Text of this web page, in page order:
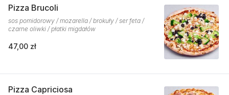
Pizza Brucoli
sos pomidorowy / mozarella / brokuły / ser feta /
czarne oliwki / płatki migdałów
47,00 zł
Pizza Capriciosa